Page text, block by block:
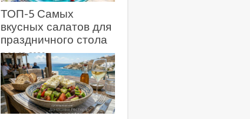
ТОП-5 Самых
вкусных салатов для
праздничного стола
06.03.2026